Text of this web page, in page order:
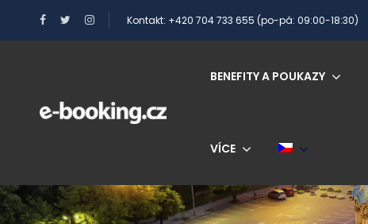
Kontakt: +420 704 733 655 (po-pá: 09:00-18:30)
BENEFITY A POUKAZY
VÍCE